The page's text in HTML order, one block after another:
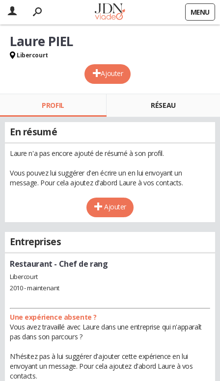
MENU
Ajouter
Laure PIEL
Libercourt
PROFIL RÉSEAU
En résumé
Laure n'a pas encore ajouté de résumé à son profil.
Vous pouvez lui suggérer d'en écrire un en lui envoyant un
message. Pour cela ajoutez d'abord Laure à vos contacts.
Ajouter
Entreprises
Restaurant - Chef de rang
Libercourt
2010 - maintenant
Une expérience absente ?
Vous avez travaillé avec Laure dans une entreprise qui n'apparaît
pas dans son parcours ?
N'hésitez pas à lui suggérer d'ajouter cette expérience en lui
envoyant un message. Pour cela ajoutez d'abord Laure à vos
contacts.